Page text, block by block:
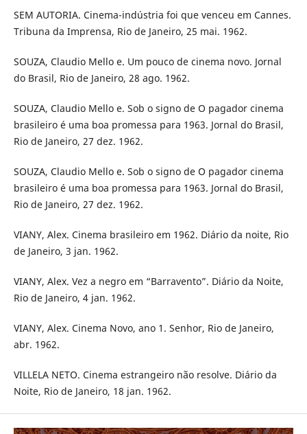
SEM AUTORIA. Cinema-indústria foi que venceu em Cannes.
Tribuna da Imprensa, Rio de Janeiro, 25 mai. 1962.
SOUZA, Claudio Mello e. Um pouco de cinema novo. Jornal
do Brasil, Rio de Janeiro, 28 ago. 1962.
SOUZA, Claudio Mello e. Sob o signo de O pagador cinema
brasileiro é uma boa promessa para 1963. Jornal do Brasil,
Rio de Janeiro, 27 dez. 1962.
SOUZA, Claudio Mello e. Sob o signo de O pagador cinema
brasileiro é uma boa promessa para 1963. Jornal do Brasil,
Rio de Janeiro, 27 dez. 1962.
VIANY, Alex. Cinema brasileiro em 1962. Diário da noite, Rio
de Janeiro, 3 jan. 1962.
VIANY, Alex. Vez a negro em “Barravento”. Diário da Noite,
Rio de Janeiro, 4 jan. 1962.
VIANY, Alex. Cinema Novo, ano 1. Senhor, Rio de Janeiro,
abr. 1962.
VILLELA NETO. Cinema estrangeiro não resolve. Diário da
Noite, Rio de Janeiro, 18 jan. 1962.